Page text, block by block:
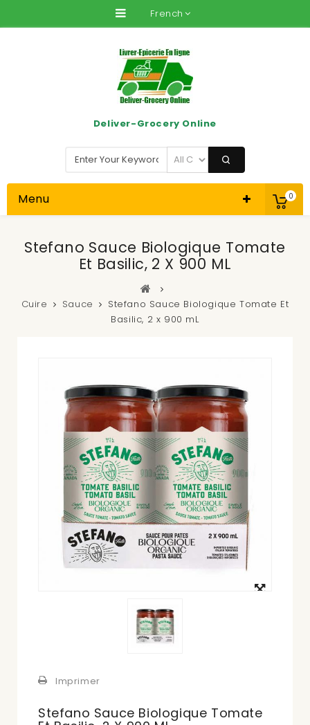
French
0
Deliver-Grocery Online
Menu
Stefano Sauce Biologique Tomate
Et Basilic, 2 X 900 ML
Cuire Sauce
Stefano Sauce Biologique Tomate Et
Basilic, 2 x 900 mL
Imprimer
Stefano Sauce Biologique Tomate